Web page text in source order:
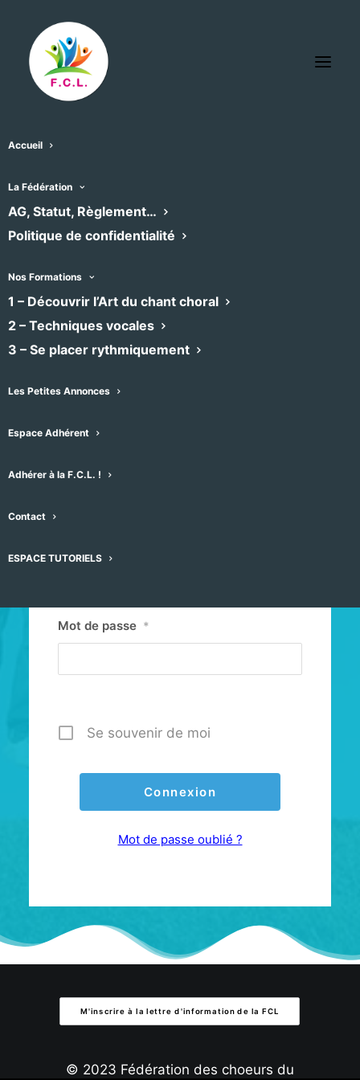
Accueil
La Fédération
AG, Statut, Règlement…
Politique de confidentialité
Nos Formations
1 – Découvrir l’Art du chant choral
2 – Techniques vocales
3 – Se placer rythmiquement
Les Petites Annonces
Espace Adhérent
Adhérer à la F.C.L. !
Contact
ESPACE TUTORIELS
Mot de passe *
Se souvenir de moi
Mot de passe oublié ?
M'inscrire à la lettre d'information de la FCL
© 2023 Fédération des choeurs du